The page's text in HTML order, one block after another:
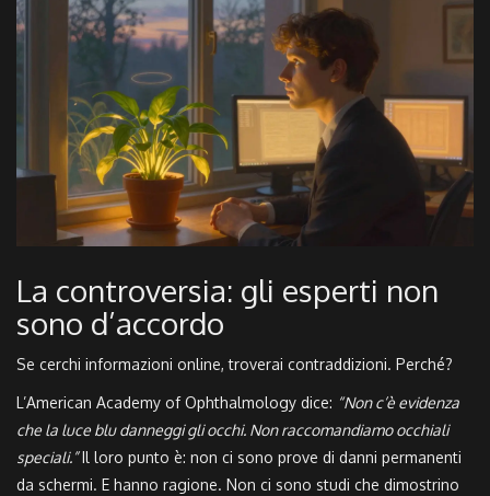
La controversia: gli esperti non
sono d’accordo
Se cerchi informazioni online, troverai contraddizioni. Perché?
L’American Academy of Ophthalmology dice: “Non c’è evidenza
che la luce blu danneggi gli occhi. Non raccomandiamo occhiali
speciali.”Il loro punto è: non ci sono prove di danni permanenti
da schermi. E hanno ragione. Non ci sono studi che dimostrino